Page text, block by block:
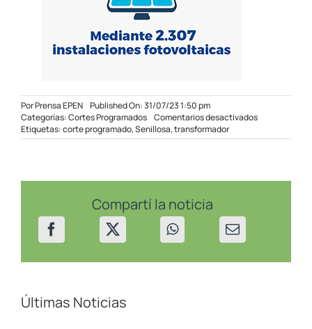
PorPrensa EPEN Published On: 31/07/23 1:50 pm
Categorías:Cortes Programados Comentarios desactivadosen
programado
Etiquetas:corte programado,Senillosa,transformador
Compartí la noticia
Últimas Noticias